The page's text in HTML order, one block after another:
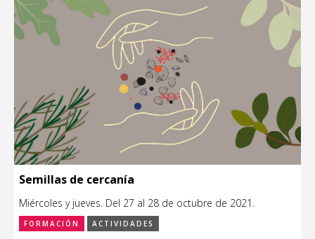
Semillas de cercanía
Miércoles y jueves. Del 27 al 28 de octubre de 2021.
FORMACIÓN ACTIVIDADES